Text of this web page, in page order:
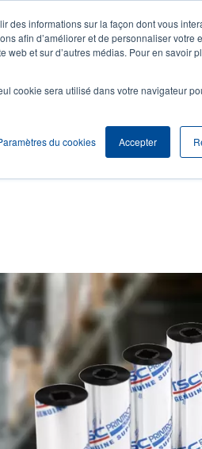
des informations sur la façon dont vous
afin d’améliorer et de personnaliser votre
et sur d’autres médias. Pour en savoir
cookie sera utilisé dans votre navigateur
du cookies Accepter
Société
User
S'identifier S'enregistrer